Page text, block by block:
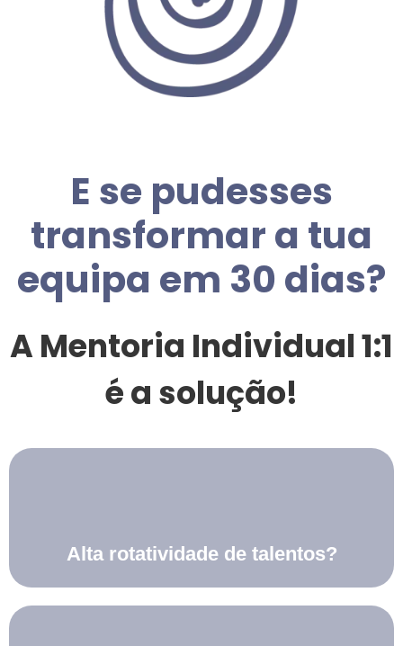
E se pudesses
transformar a tua
equipa em 30 dias?
A Mentoria Individual 1:1
é a solução!
Alta rotatividade de talentos?